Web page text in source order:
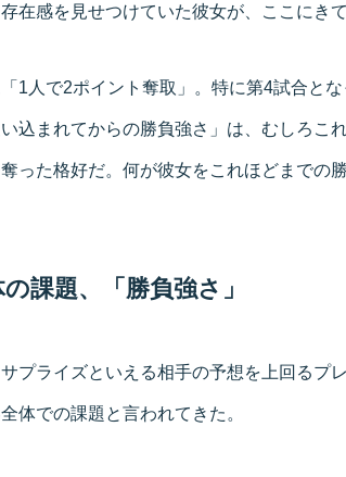
在感を見せつけていた彼女が、ここにき
1人で2ポイント奪取」。特に第4試合と
込まれてからの勝負強さ」は、むしろこ
った格好だ。何が彼女をこれほどまでの
課題、「勝負強さ」
プライズといえる相手の予想を上回るプ
体での課題と言われてきた。